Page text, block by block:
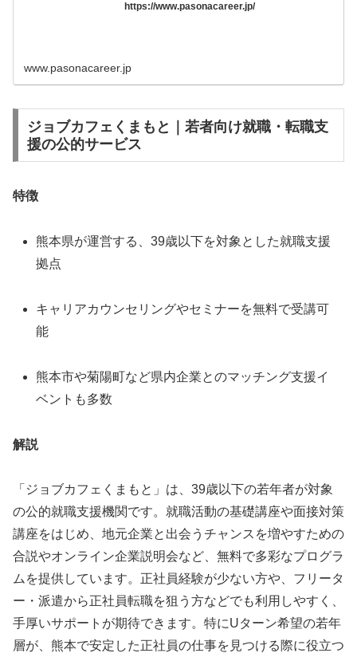
https://www.pasonacareer.jp/
www.pasonacareer.jp
ジョブカフェくまもと｜若者向け就職・転職支
援の公的サービス
特徴
熊本県が運営する、39歳以下を対象とした就職支援
拠点
キャリアカウンセリングやセミナーを無料で受講可
能
熊本市や菊陽町など県内企業とのマッチング支援イ
ベントも多数
解説
「ジョブカフェくまもと」は、39歳以下の若年者が対象
の公的就職支援機関です。就職活動の基礎講座や面接対策
講座をはじめ、地元企業と出会うチャンスを増やすための
合説やオンライン企業説明会など、無料で多彩なプログラ
ムを提供しています。正社員経験が少ない方や、フリータ
ー・派遣から正社員転職を狙う方などでも利用しやすく、
手厚いサポートが期待できます。特にUターン希望の若年
層が、熊本で安定した正社員の仕事を見つける際に役立つ